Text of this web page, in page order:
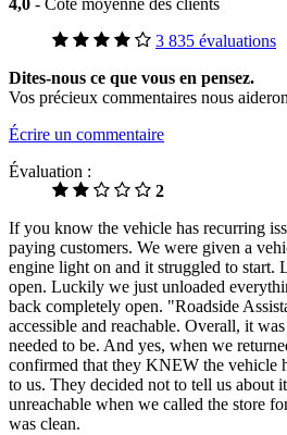
4,0 - Cote moyenne des clients
3 835 évaluations
Dites-nous ce que vous en pensez.
Vos précieux commentaires nous
Écrire un commentaire
Évaluation :
2
If you know the vehicle has recurring
paying customers. We were given a
engine light on and it struggled to start.
open. Luckily we just unloaded
back completely open. "Roadside
accessible and reachable. Overall, it
needed to be. And yes, when we
confirmed that they KNEW the vehicle
to us. They decided not to tell us about
unreachable when we called the store
was clean.